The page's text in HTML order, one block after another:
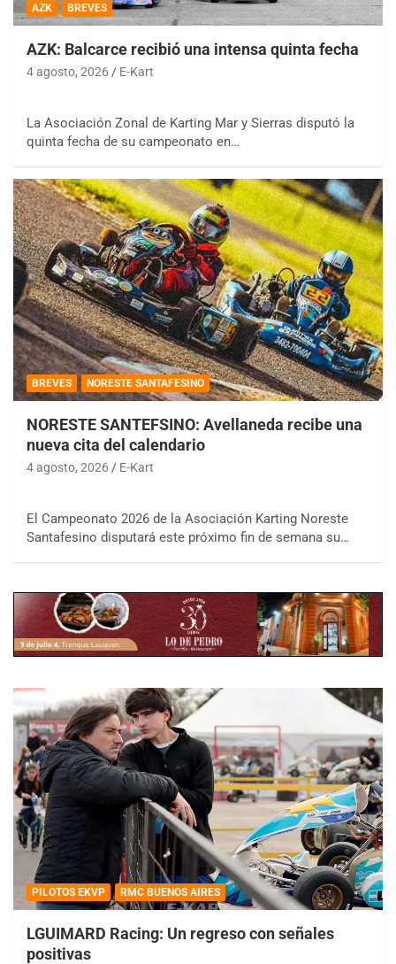
AZK BREVES
AZK: Balcarce recibió una intensa quinta fecha
4 agosto, 2026 E-Kart
La Asociación Zonal de Karting Mar y Sierras disputó la
quinta fecha de su campeonato en…
BREVES NORESTE SANTAFESINO
NORESTE SANTEFSINO: Avellaneda recibe una
nueva cita del calendario
4 agosto, 2026 E-Kart
El Campeonato 2026 de la Asociación Karting Noreste
Santafesino disputará este próximo fin de semana su…
PILOTOS EKVP RMC BUENOS AIRES
LGUIMARD Racing: Un regreso con señales
positivas